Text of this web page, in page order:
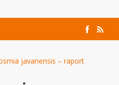
javanensis – raport